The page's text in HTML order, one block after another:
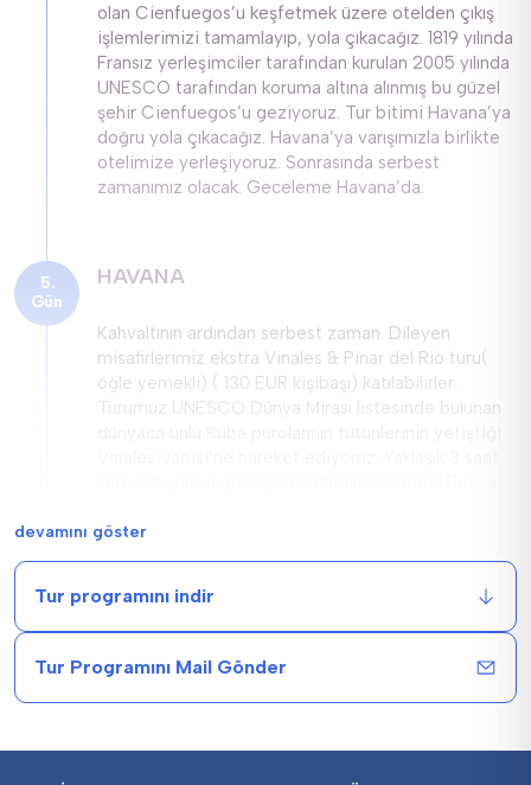
olan Cienfuegos’u keşfetmek üzere otelden çıkış
işlemlerimizi tamamlayıp, yola çıkacağız. 1819 yılında
Fransız yerleşimciler tarafından kurulan 2005 yılında
UNESCO tarafından koruma altına alınmış bu güzel
şehir Cienfuegos’u geziyoruz. Tur bitimi Havana’ya
doğru yola çıkacağız. Havana’ya varışımızla birlikte
otelimize yerleşiyoruz. Sonrasında serbest
zamanımız olacak. Geceleme Havana’da.
Gün
HAVANA
Kahvaltının ardından serbest zaman. Dileyen
misafirlerimiz ekstra Vinales & Pinar del Rio turu(
öğle yemekli) ( 130 EUR kişibaşı) katılabilirler.
Turumuz UNESCO Dünya Mirası listesinde bulunan
Küba purolarının resmi olarak üretildiği fabrikada
puro yapımını ve kültürünü yakından tanıyacağız.
satın alabilirler. Daha sonra Vinales vadisine
geçerek tütün tarlalarını, yerel tütün çiftliklerini
görebileceğiz. (Puro fabrikasının kapalı olduğu
günlerde, Yerel bir puro çiftliğini ziyaret edip, hem
puro yapımı hakkında bilgi alıyoruz hem de dilersek
esnasında yerel restaurantta alacağız. Ardından
devamını göster
Tur programını indir
Tur Programını Mail Gönder